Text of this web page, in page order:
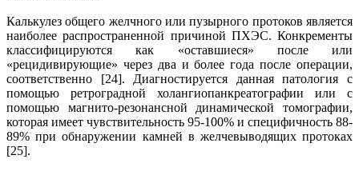
Калькулез общего желчного или пузырного протоков является
наиболее распространенной причиной ПХЭС. Конкременты
классифицируются как «оставшиеся» после или
«рецидивирующие» через два и более года после операции,
соответственно [24]. Диагностируется данная патология с
помощью ретроградной холангиопанкреатографии или с
помощью магнито-резонансной динамической томографии,
которая имеет чувствительность 95-100% и специфичность 88-
89% при обнаружении камней в желчевыводящих протоках
[25].